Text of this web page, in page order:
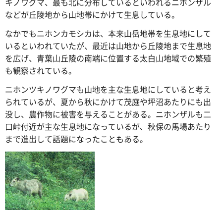
などが丘陵地から山地帯にかけて生息している。
なかでもニホンカモシカは、本来山岳地帯を生息地にして
いるといわれていたが、最近は山地から丘陵地まで生息地
を広げ、青葉山丘陵の南端に位置する太白山地域での繁殖
も観察されている。
ニホンツキノワグマも山地を主な生息地にしていると考え
られているが、夏から秋にかけて茂庭や坪沼あたりにも出
没し、農作物に被害を与えることがある。ニホンザルも二
口峠付近が主な生息地になっているが、秋保の馬場あたり
まで進出して話題になったこともある。